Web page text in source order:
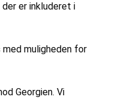
er inkluderet i
muligheden for
Georgien. Vi